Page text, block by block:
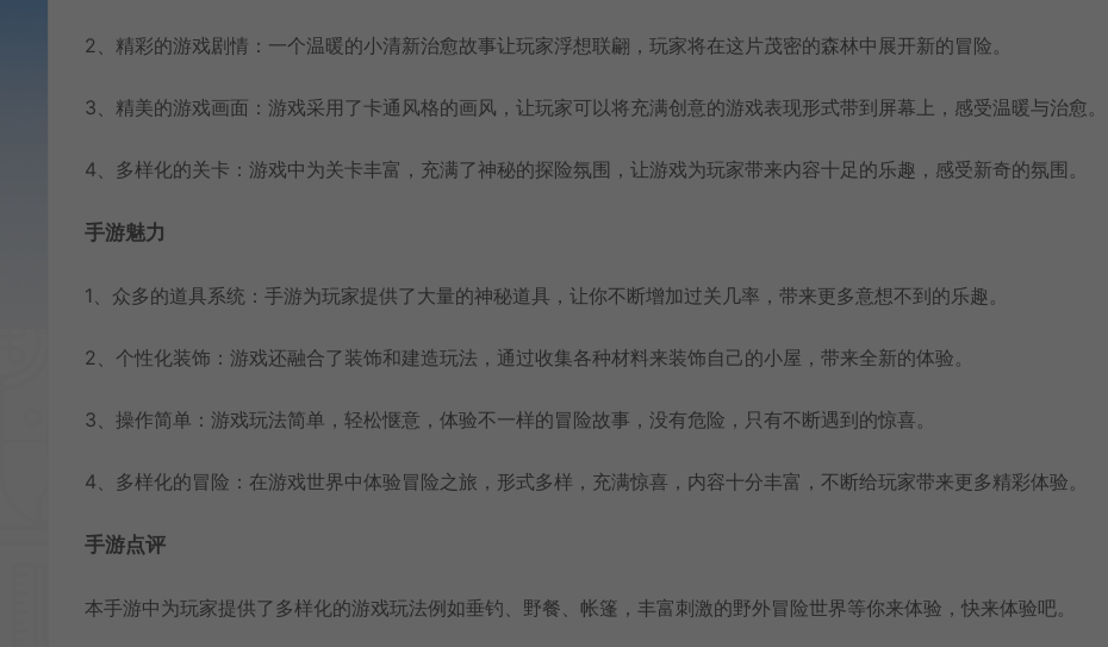
2、精彩的游戏剧情：一个温暖的小清新治愈故事让玩家浮想联翩，玩家将在这片茂密的森林中展开新的冒险。
3、精美的游戏画面：游戏采用了卡通风格的画风，让玩家可以将充满创意的游戏表现形式带到屏幕上，感受温暖与治愈。
4、多样化的关卡：游戏中为关卡丰富，充满了神秘的探险氛围，让游戏为玩家带来内容十足的乐趣，感受新奇的氛围。
手游魅力
1、众多的道具系统：手游为玩家提供了大量的神秘道具，让你不断增加过关几率，带来更多意想不到的乐趣。
2、个性化装饰：游戏还融合了装饰和建造玩法，通过收集各种材料来装饰自己的小屋，带来全新的体验。
3、操作简单：游戏玩法简单，轻松惬意，体验不一样的冒险故事，没有危险，只有不断遇到的惊喜。
4、多样化的冒险：在游戏世界中体验冒险之旅，形式多样，充满惊喜，内容十分丰富，不断给玩家带来更多精彩体验。
手游点评
本手游中为玩家提供了多样化的游戏玩法例如垂钓、野餐、帐篷，丰富刺激的野外冒险世界等你来体验，快来体验吧。